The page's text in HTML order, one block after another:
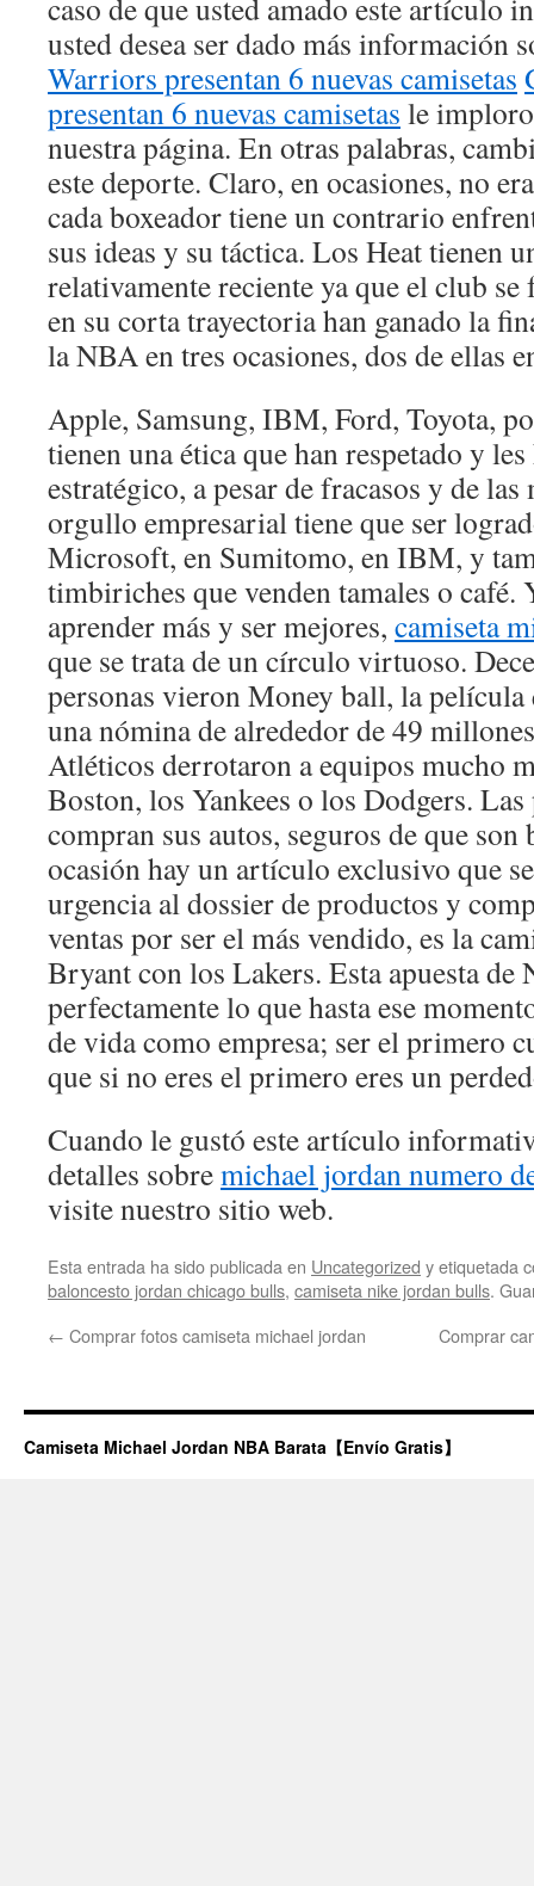
caso de que usted amado este artículo
usted desea ser dado más información
Warriors presentan 6 nuevas camisetas
presentan 6 nuevas camisetas le
nuestra página. En otras palabras,
este deporte. Claro, en ocasiones, no
cada boxeador tiene un contrario
sus ideas y su táctica. Los Heat tienen
relativamente reciente ya que el club
en su corta trayectoria han ganado la
la NBA en tres ocasiones, dos de ellas
Apple, Samsung, IBM, Ford, Toyota,
tienen una ética que han respetado y
estratégico, a pesar de fracasos y de las
orgullo empresarial tiene que ser
Microsoft, en Sumitomo, en IBM, y
timbiriches que venden tamales o café.
aprender más y ser mejores, camiseta
que se trata de un círculo virtuoso.
personas vieron Money ball, la
una nómina de alrededor de 49
Atléticos derrotaron a equipos mucho
Boston, los Yankees o los Dodgers. Las
compran sus autos, seguros de que son
ocasión hay un artículo exclusivo que
urgencia al dossier de productos y
ventas por ser el más vendido, es la
Bryant con los Lakers. Esta apuesta de
perfectamente lo que hasta ese
de vida como empresa; ser el primero
que si no eres el primero eres un
Cuando le gustó este artículo
detalles sobremichael jordan numero
visite nuestro sitio web.
Esta entrada ha sido publicada en Uncategorized y etiquetada
baloncesto jordan chicago bulls, camiseta nike jordan bulls.
← Comprar fotos camiseta michael jordan Comprar
Camiseta Michael Jordan NBA Barata【Envío Gratis】